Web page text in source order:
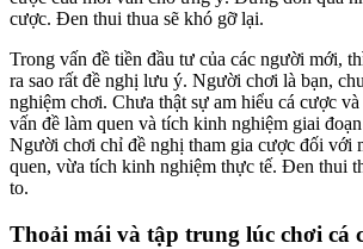
cược. Đen thui thua sẽ khó gỡ lại.
Trong vấn đề tiền đầu tư của các người mới,
ra sao rất đề nghị lưu ý. Người chơi là bạn,
nghiệm chơi. Chưa thật sự am hiểu cá cược
vấn đề làm quen và tích kinh nghiệm giai
Người chơi chỉ đề nghị tham gia cược đối với
quen, vừa tích kinh nghiệm thực tế. Đen thui
to.
Thoải mái và tập trung lúc chơi cá